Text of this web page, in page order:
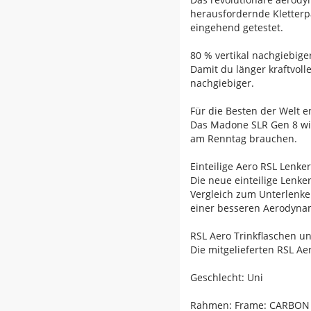
herausfordernde
eingehend getestet.
80 % vertikal
Damit du länger
nachgiebiger.
Für die Besten der Welt
Das Madone SLR Gen 8
am Renntag brauchen.
Einteilige Aero RSL
Die neue einteilige
Vergleich zum
einer besseren
RSL Aero Trinkflaschen
Die mitgelieferten RSL
Geschlecht: Uni
Rahmen: Frame: CARBON